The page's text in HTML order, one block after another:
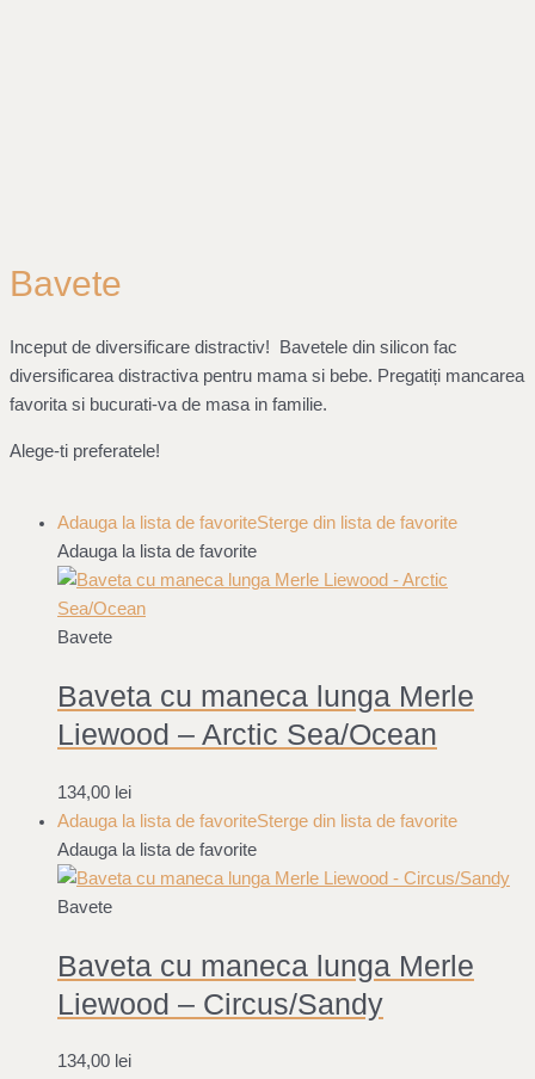
Bavete
Inceput de diversificare distractiv! Bavetele din silicon fac
diversificarea distractiva pentru mama si bebe. Pregatiți mancarea
favorita si bucurati-va de masa in familie.
Alege-ti preferatele!
Adauga la lista de favoriteSterge din lista de favorite
Adauga la lista de favorite
Bavete
Baveta cu maneca lunga Merle
Liewood – Arctic Sea/Ocean
134,00 lei
Adauga la lista de favoriteSterge din lista de favorite
Adauga la lista de favorite
Bavete
Baveta cu maneca lunga Merle
Liewood – Circus/Sandy
134,00 lei